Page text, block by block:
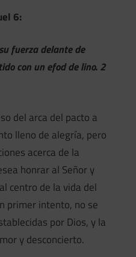
6:
fuerza delante de
con un efod de lino. 2
del arca del pacto a
lleno de alegría, pero
acerca de la
honrar al Señor y
centro de la vida del
primer intento, no se
por Dios, y la
y desconcierto.